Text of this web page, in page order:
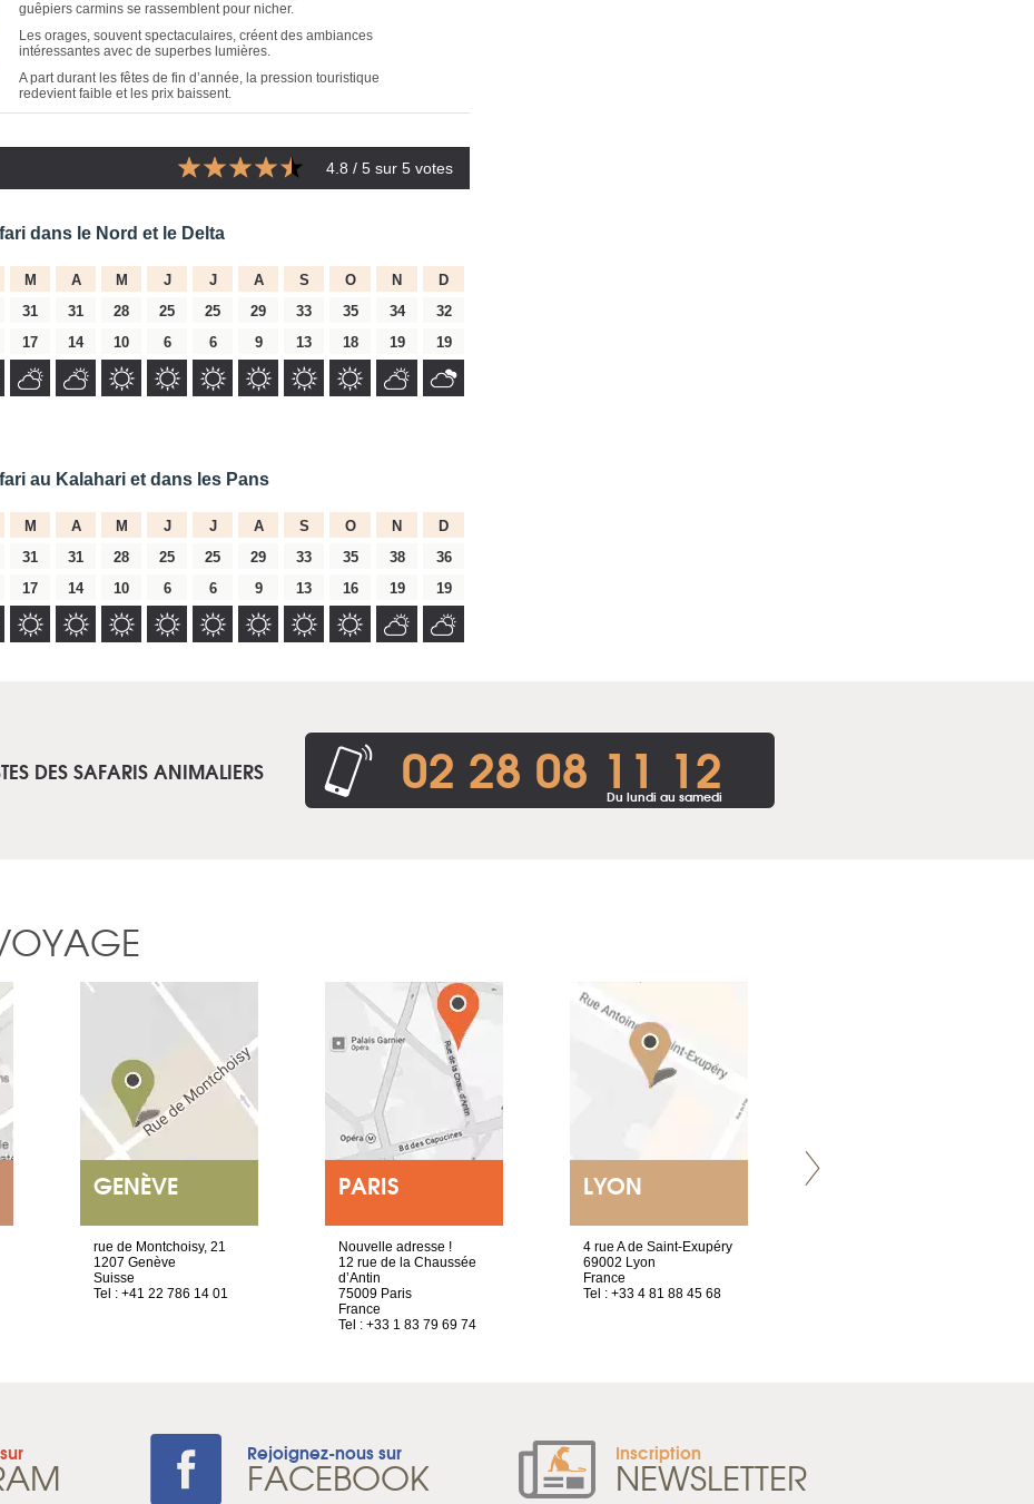
guêpiers carmins se rassemblent pour nicher.
Les orages, souvent spectaculaires, créent des ambiances
intéressantes avec de superbes lumières.
A part durant les fêtes de fin d’année, la pression touristique
redevient faible et les prix baissent.
4.8 / 5 sur 5 votes
dans le Nord et le Delta
M A M J J A S O N
D
31 31 28 25 25 29 33 35 34
32
17 14 10 6 6 9 13 18 19 19
au Kalahari et dans les Pans
M A M J J A S O N
D
31 31 28 25 25 29 33 35 38
36
17 14 10 6 6 9 13 16 19 19
DES SAFARIS ANIMALIERS 02 28 08 11 12
Du lundi au samedi
GENÈVE
rue de Montchoisy, 21
1207 Genève
Suisse
Tel : +41 22 786 14 01
PARIS
Nouvelle adresse !
12 rue de la Chaussée
d’Antin
75009 Paris
France
Tel : +33 1 83 79 69 74
LYON
4 rue A de Saint-Exupéry
69002 Lyon
France
Tel : +33 4 81 88 45 68
Rejoignez-nous sur
FACEBOOK Inscription
NEWSLETTER